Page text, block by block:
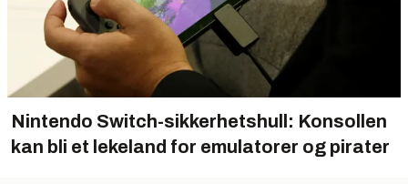
Nintendo Switch-sikkerhetshull: Konsollen
kan bli et lekeland for emulatorer og pirater